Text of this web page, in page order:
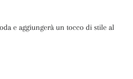
e aggiungerà un tocco di stile al